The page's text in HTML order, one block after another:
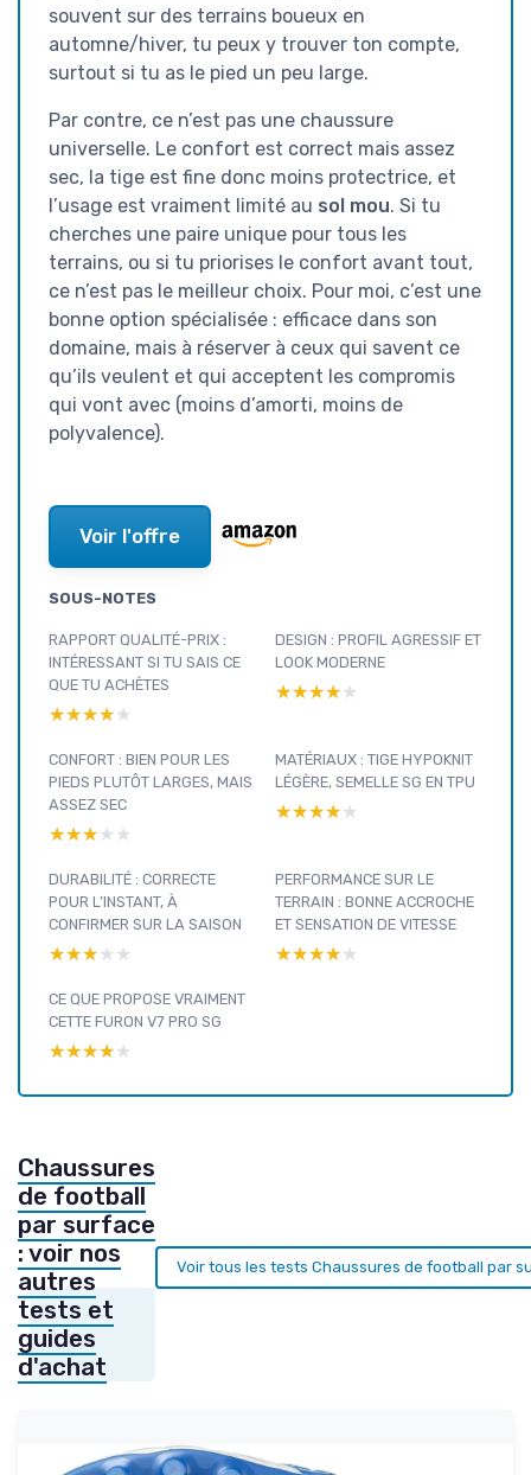
souvent sur des terrains boueux en
automne/hiver, tu peux y trouver ton compte,
surtout si tu as le pied un peu large.
Par contre, ce n’est pas une chaussure
universelle. Le confort est correct mais assez
sec, la tige est fine donc moins protectrice, et
l’usage est vraiment limité au sol mou. Si tu
cherches une paire unique pour tous les
terrains, ou si tu priorises le confort avant tout,
ce n’est pas le meilleur choix. Pour moi, c’est une
bonne option spécialisée : efficace dans son
domaine, mais à réserver à ceux qui savent ce
qu’ils veulent et qui acceptent les compromis
qui vont avec (moins d’amorti, moins de
polyvalence).
Voir l'offre
SOUS-NOTES
RAPPORT QUALITÉ-PRIX :
INTÉRESSANT SI TU SAIS CE
QUE TU ACHÈTES
★★★★★
★★★★★
DESIGN : PROFIL AGRESSIF ET
LOOK MODERNE
★★★★★
★★★★★
CONFORT : BIEN POUR LES
PIEDS PLUTÔT LARGES, MAIS
ASSEZ SEC
★★★★★
★★★★★
MATÉRIAUX : TIGE HYPOKNIT
LÉGÈRE, SEMELLE SG EN TPU
★★★★★
★★★★★
DURABILITÉ : CORRECTE
POUR L’INSTANT, À
CONFIRMER SUR LA SAISON
★★★★★
★★★★★
PERFORMANCE SUR LE
TERRAIN : BONNE ACCROCHE
ET SENSATION DE VITESSE
★★★★★
★★★★★
CE QUE PROPOSE VRAIMENT
CETTE FURON V7 PRO SG
★★★★★
★★★★★
Chaussures
de football
par surface
: voir nos
autres
tests et
guides
d'achat
Voir tous les tests Chaussures de football par